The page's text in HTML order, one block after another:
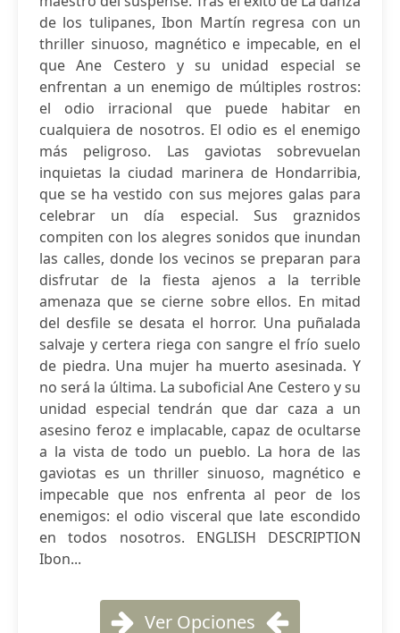
de los tulipanes, Ibon Martín regresa con un
thriller sinuoso, magnético e impecable, en el
que Ane Cestero y su unidad especial se
enfrentan a un enemigo de múltiples rostros:
el odio irracional que puede habitar en
cualquiera de nosotros. El odio es el enemigo
más peligroso. Las gaviotas sobrevuelan
inquietas la ciudad marinera de Hondarribia,
que se ha vestido con sus mejores galas para
celebrar un día especial. Sus graznidos
compiten con los alegres sonidos que inundan
las calles, donde los vecinos se preparan para
disfrutar de la fiesta ajenos a la terrible
amenaza que se cierne sobre ellos. En mitad
del desfile se desata el horror. Una puñalada
salvaje y certera riega con sangre el frío suelo
de piedra. Una mujer ha muerto asesinada. Y
no será la última. La suboficial Ane Cestero y su
unidad especial tendrán que dar caza a un
asesino feroz e implacable, capaz de ocultarse
a la vista de todo un pueblo. La hora de las
gaviotas es un thriller sinuoso, magnético e
impecable que nos enfrenta al peor de los
enemigos: el odio visceral que late escondido
en todos nosotros. ENGLISH DESCRIPTION
Ibon...
Ver Opciones